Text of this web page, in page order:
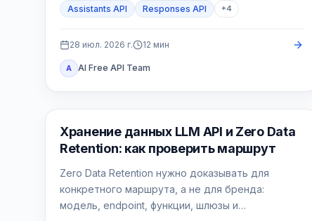
Search и перевести новые сессии через feature
Assistants API Responses API +4
28 июл. 2026 г. 12 мин
A AI Free API Team
Руководства по API
Хранение данных LLM API и Zero Data
Retention: как проверить маршрут
Zero Data Retention нужно доказывать для
конкретного маршрута, а не для бренда:
модель, endpoint, функции, шлюзы и